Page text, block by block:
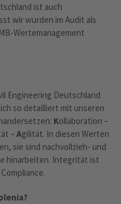
ist auch
wir wurden im Audit als
Wertemanagement
Engineering Deutschland
so detailliert mit unseren
Kollaboration –
–Agilität. In diesen Werten
sie sind nachvollzieh- und
hinarbeiten. Integrität ist